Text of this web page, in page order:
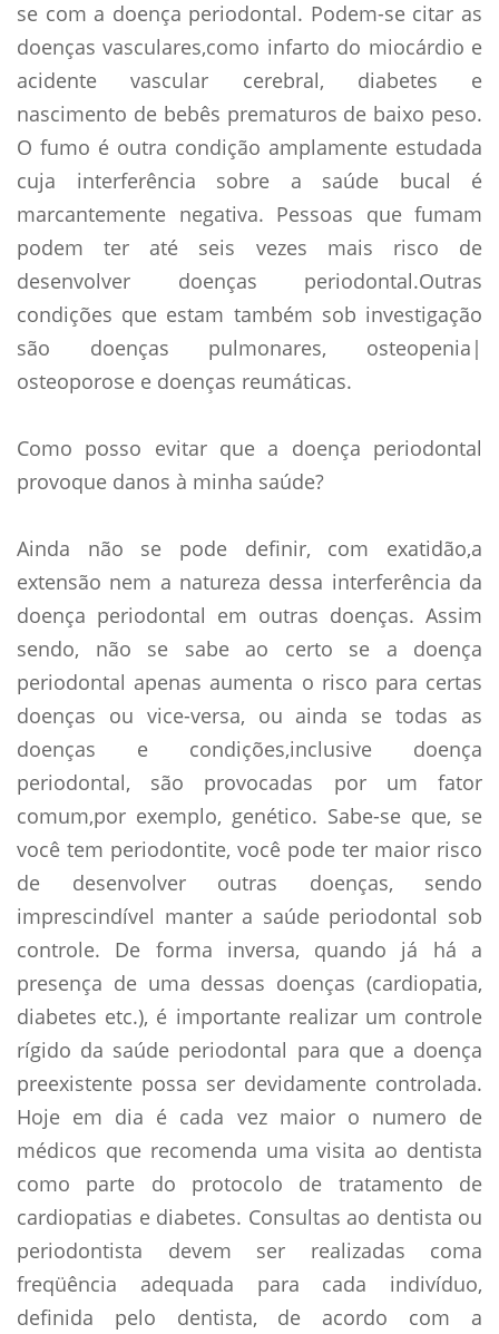
se com a doença periodontal. Podem-se citar as
doenças vasculares,como infarto do miocárdio e
acidente vascular cerebral, diabetes e
nascimento de bebês prematuros de baixo peso.
O fumo é outra condição amplamente estudada
cuja interferência sobre a saúde bucal é
marcantemente negativa. Pessoas que fumam
podem ter até seis vezes mais risco de
desenvolver doenças periodontal.Outras
condições que estam também sob investigação
são doenças pulmonares, osteopenia|
osteoporose e doenças reumáticas.
Como posso evitar que a doença periodontal
provoque danos à minha saúde?
Ainda não se pode definir, com exatidão,a
extensão nem a natureza dessa interferência da
doença periodontal em outras doenças. Assim
sendo, não se sabe ao certo se a doença
periodontal apenas aumenta o risco para certas
doenças ou vice-versa, ou ainda se todas as
doenças e condições,inclusive doença
periodontal, são provocadas por um fator
comum,por exemplo, genético. Sabe-se que, se
você tem periodontite, você pode ter maior risco
de desenvolver outras doenças, sendo
imprescindível manter a saúde periodontal sob
controle. De forma inversa, quando já há a
presença de uma dessas doenças (cardiopatia,
diabetes etc.), é importante realizar um controle
rígido da saúde periodontal para que a doença
preexistente possa ser devidamente controlada.
Hoje em dia é cada vez maior o numero de
médicos que recomenda uma visita ao dentista
como parte do protocolo de tratamento de
cardiopatias e diabetes. Consultas ao dentista ou
periodontista devem ser realizadas coma
freqüência adequada para cada indivíduo,
definida pelo dentista, de acordo com a